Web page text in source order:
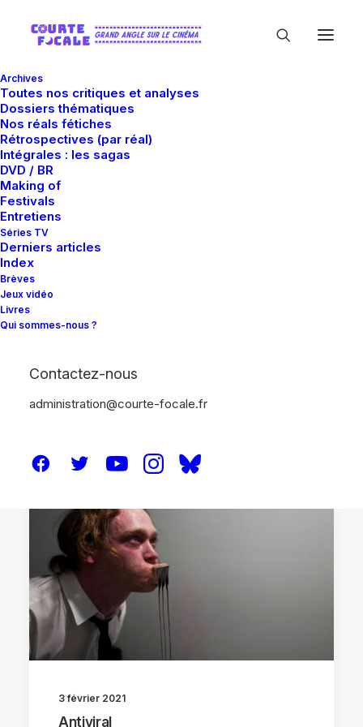
Archives
Toutes nos critiques et analyses
Dossiers thématiques
Nos réals fétiches
Rétrospectives (par réal)
Intégrales : les sagas
DVD / BR
Making of
Festivals
Entretiens
Séries TV
Derniers articles
Index
Brèves
Jeux vidéo
Livres
Qui sommes-nous ?
Contactez-nous
administration@courte-focale.fr
3 février 2021
Antiviral